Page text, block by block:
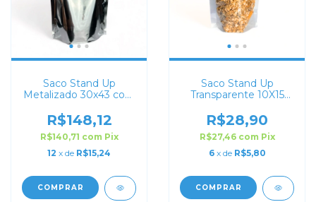
Saco Stand Up
Metalizado 30x43 com
R$148,12
R$140,71 com Pix
12 x de R$15,24
COMPRAR
Saco Stand Up
Transparente 10X15
R$28,90
R$27,46 com Pix
6 x de R$5,80
COMPRAR